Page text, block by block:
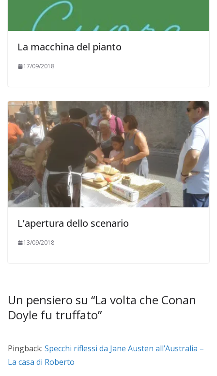
La macchina del pianto
17/09/2018
L’apertura dello scenario
13/09/2018
Un pensiero su “La volta che Conan
Doyle fu truffato”
Pingback: Specchi riflessi da Jane Austen all’Australia –
La casa di Roberto